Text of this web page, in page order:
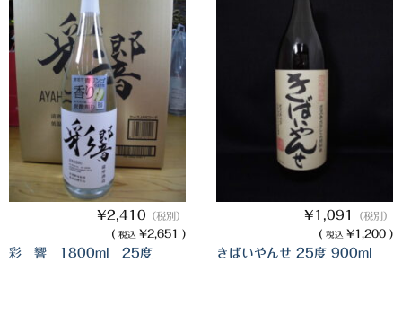
イベント
オリジナルラベル
店主おすすめ
数量限定
希少焼酎
セット商品
¥2,410 （税別）
( 税込 ¥2,651 )
彩 響 1800ml 25度
¥1,091 （税別）
( 税込 ¥1,200 )
きばいやんせ 25度 900ml